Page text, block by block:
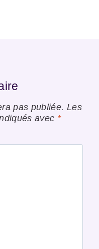
pas publiée. Les
avec *